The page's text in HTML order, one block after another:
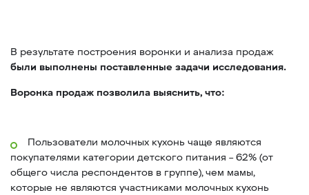
В результате построения воронки и анализа продаж
были выполнены поставленные задачи исследования.
Воронка продаж позволила выяснить, что:
Пользователи молочных кухонь чаще являются
покупателями категории детского питания – 62% (от
общего числа респондентов в группе), чем мамы,
которые не являются участниками молочных кухонь